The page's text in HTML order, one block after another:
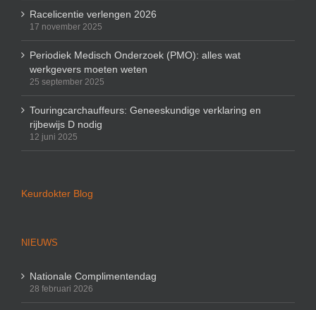
Racelicentie verlengen 2026
17 november 2025
Periodiek Medisch Onderzoek (PMO): alles wat
werkgevers moeten weten
25 september 2025
Touringcarchauffeurs: Geneeskundige verklaring en
rijbewijs D nodig
12 juni 2025
Keurdokter Blog
NIEUWS
Nationale Complimentendag
28 februari 2026